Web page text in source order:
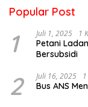
Popular Post
1 Juli 1, 2025 1
Petani
Bersubsidi
2 Juli 16, 2025
Bus ANS